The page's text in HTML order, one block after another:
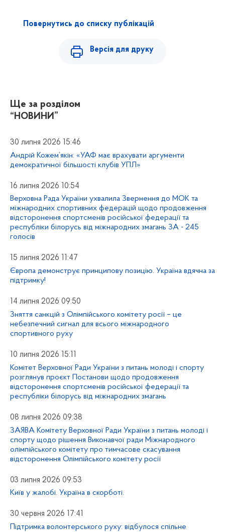
Повернутись до списку публікацій
Версія для друку
Ще за розділом
“НОВИНИ”
30 липня 2026 15:46
Андрій Кожем’якін: «УАФ має врахувати аргументи
демократичної більшості клубів УПЛ»
16 липня 2026 10:54
Верховна Рада України ухвалила Звернення до МОК та
міжнародних спортивних федерацій щодо продовження
відсторонення спортсменів російської федерації та
республіки білорусь від міжнародних змагань ЗА - 245
голосів
15 липня 2026 11:47
Європа демонструє принципову позицію. Україна вдячна за
підтримку!
14 липня 2026 09:50
Зняття санкцій з Олімпійського комітету росії – це
небезпечний сигнал для всього міжнародного
спортивного руху
10 липня 2026 15:11
Комітет Верховної Ради України з питань молоді і спорту
розглянув проєкт Постанови щодо продовження
відсторонення спортсменів російської федерації та
республіки білорусь від міжнародних змагань
08 липня 2026 09:38
ЗАЯВА Комітету Верховної Ради України з питань молоді і
спорту щодо рішення Виконавчої ради Міжнародного
олімпійського комітету про тимчасове скасування
відсторонення Олімпійського комітету росії
03 липня 2026 09:53
Київ у жалобі. Україна в скорботі.
30 червня 2026 17:41
Підтримка волонтерського руху: відбулося спільне